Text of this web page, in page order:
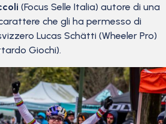
(Focus Selle Italia) autore di una
che gli ha permesso di
Lucas Schätti (Wheeler Pro)
Giochi).